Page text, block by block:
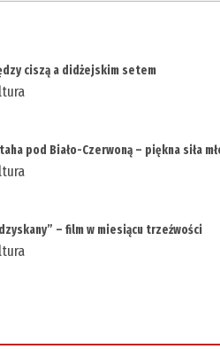
ciszą a didżejskim setem
pod Biało-Czerwoną – piękna siła
– film w miesiącu trzeźwości